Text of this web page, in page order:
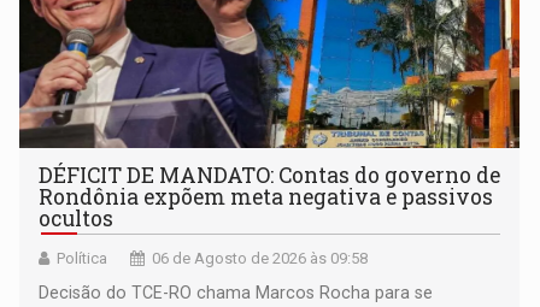
DÉFICIT DE MANDATO: Contas do governo de
Rondônia expõem meta negativa e passivos
ocultos
Política 06 de Agosto de 2026 às 09:58
Decisão do TCE-RO chama Marcos Rocha para se